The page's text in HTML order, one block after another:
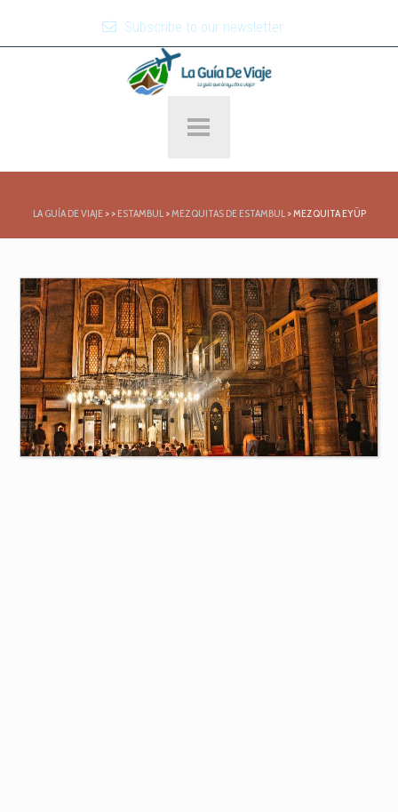
Subscribe to our newsletter
LA GUÍA DE VIAJE> > ESTAMBUL >MEZQUITAS DE ESTAMBUL >MEZQUITA EYÜP